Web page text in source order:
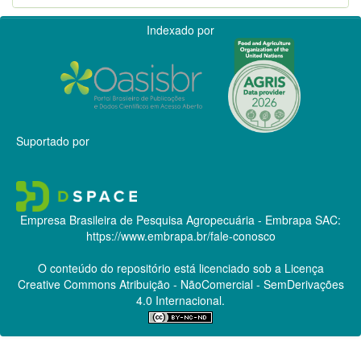
Indexado por
Suportado por
Empresa Brasileira de Pesquisa Agropecuária - Embrapa SAC:
https://www.embrapa.br/fale-conosco
O conteúdo do repositório está licenciado sob a Licença
Creative CommonsAtribuição - NãoComercial - SemDerivações
4.0 Internacional.